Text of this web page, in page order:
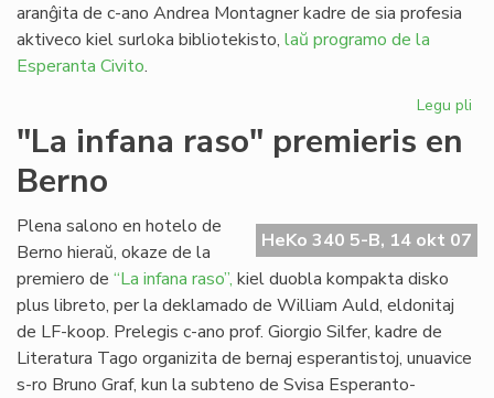
aranĝita de c-ano Andrea Montagner kadre de sia profesia
aktiveco kiel surloka bibliotekisto, laŭ programo de la
Esperanta Civito.
Legu pli
"La infana raso" premieris en
Berno
HeKo 340 5-B, 14 okt 07
Plena salono en hotelo de
Berno hieraŭ, okaze de la
premiero de “La infana raso”, kiel duobla kompakta disko
plus libreto, per la deklamado de William Auld, eldonitaj
de LF-koop. Prelegis c-ano prof. Giorgio Silfer, kadre de
Literatura Tago organizita de bernaj esperantistoj, unuavice
s-ro Bruno Graf, kun la subteno de Svisa Esperanto-